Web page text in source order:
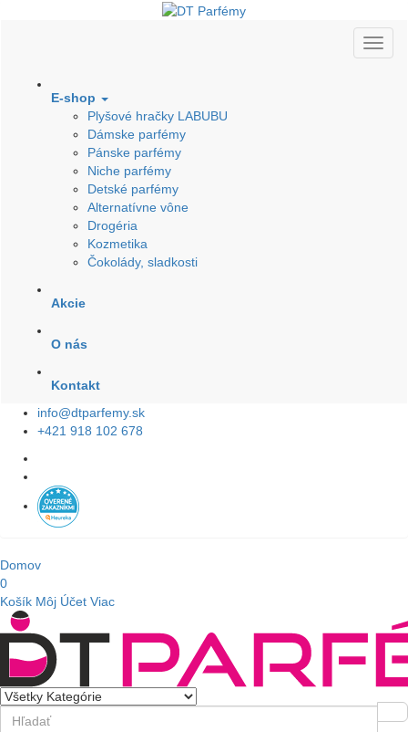
E-shop
Plyšové hračky LABUBU
Dámske parfémy
Pánske parfémy
Niche parfémy
Detské parfémy
Alternatívne vône
Drogéria
Kozmetika
Čokolády, sladkosti
Akcie
O nás
Kontakt
info@dtparfemy.sk
+421 918 102 678
Domov
0
Košík Môj Účet Viac